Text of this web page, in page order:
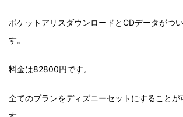
ポケットアリスダウンロードとCDデータがつ
す。
料金は82800円です。
全てのプランをディズニーセットにすることが